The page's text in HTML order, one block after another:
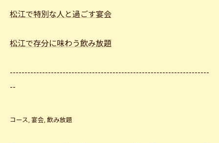
松江で特別な人と過ごす宴会
松江で存分に味わう飲み放題
--------------------------------------------------------------------
--
コース 宴会 飲み放題